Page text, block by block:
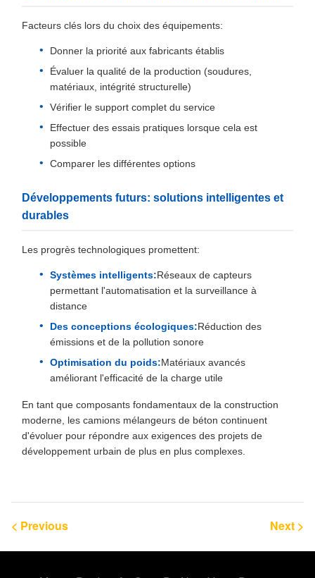
Facteurs clés lors du choix des équipements:
Donner la priorité aux fabricants établis
Évaluer la qualité de la production (soudures,
matériaux, intégrité structurelle)
Vérifier le support complet du service
Effectuer des essais pratiques lorsque cela est
possible
Comparer les différentes options
Développements futurs: solutions intelligentes et
durables
Les progrès technologiques promettent:
Systèmes intelligents:Réseaux de capteurs
permettant l'automatisation et la surveillance à
distance
Des conceptions écologiques:Réduction des
émissions et de la pollution sonore
Optimisation du poids:Matériaux avancés
améliorant l'efficacité de la charge utile
En tant que composants fondamentaux de la construction
moderne, les camions mélangeurs de béton continuent
d'évoluer pour répondre aux exigences des projets de
développement urbain de plus en plus complexes.
< Previous Next >